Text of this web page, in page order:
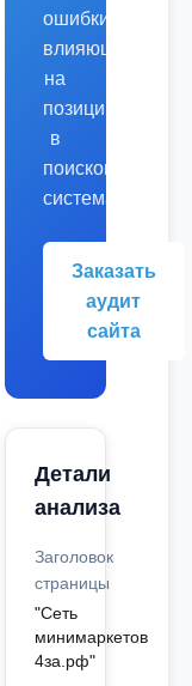
ошибки,
влияющие
на
позиции
в
поисковых
системах.
Заказать
аудит
сайта
Детали
анализа
Заголовок
страницы
"Сеть
минимаркетов
4за.рф"